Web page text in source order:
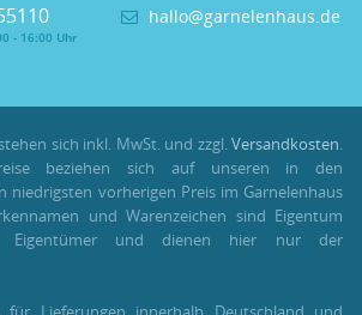
- 16:00 Uhr
hallo@garnelenhaus.de
sich inkl. MwSt. und zzgl.Versandkosten.
beziehen sich auf unseren in den
niedrigsten vorherigen Preis im Garnelenhaus
und Warenzeichen sind Eigentum
Eigentümer und dienen hier nur der